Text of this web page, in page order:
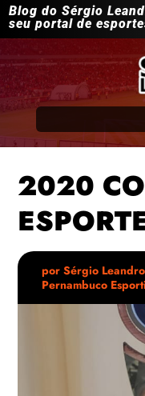
Blog do Sérgio
seu portal de
2020
porSérgio Leandro
Pernambuco